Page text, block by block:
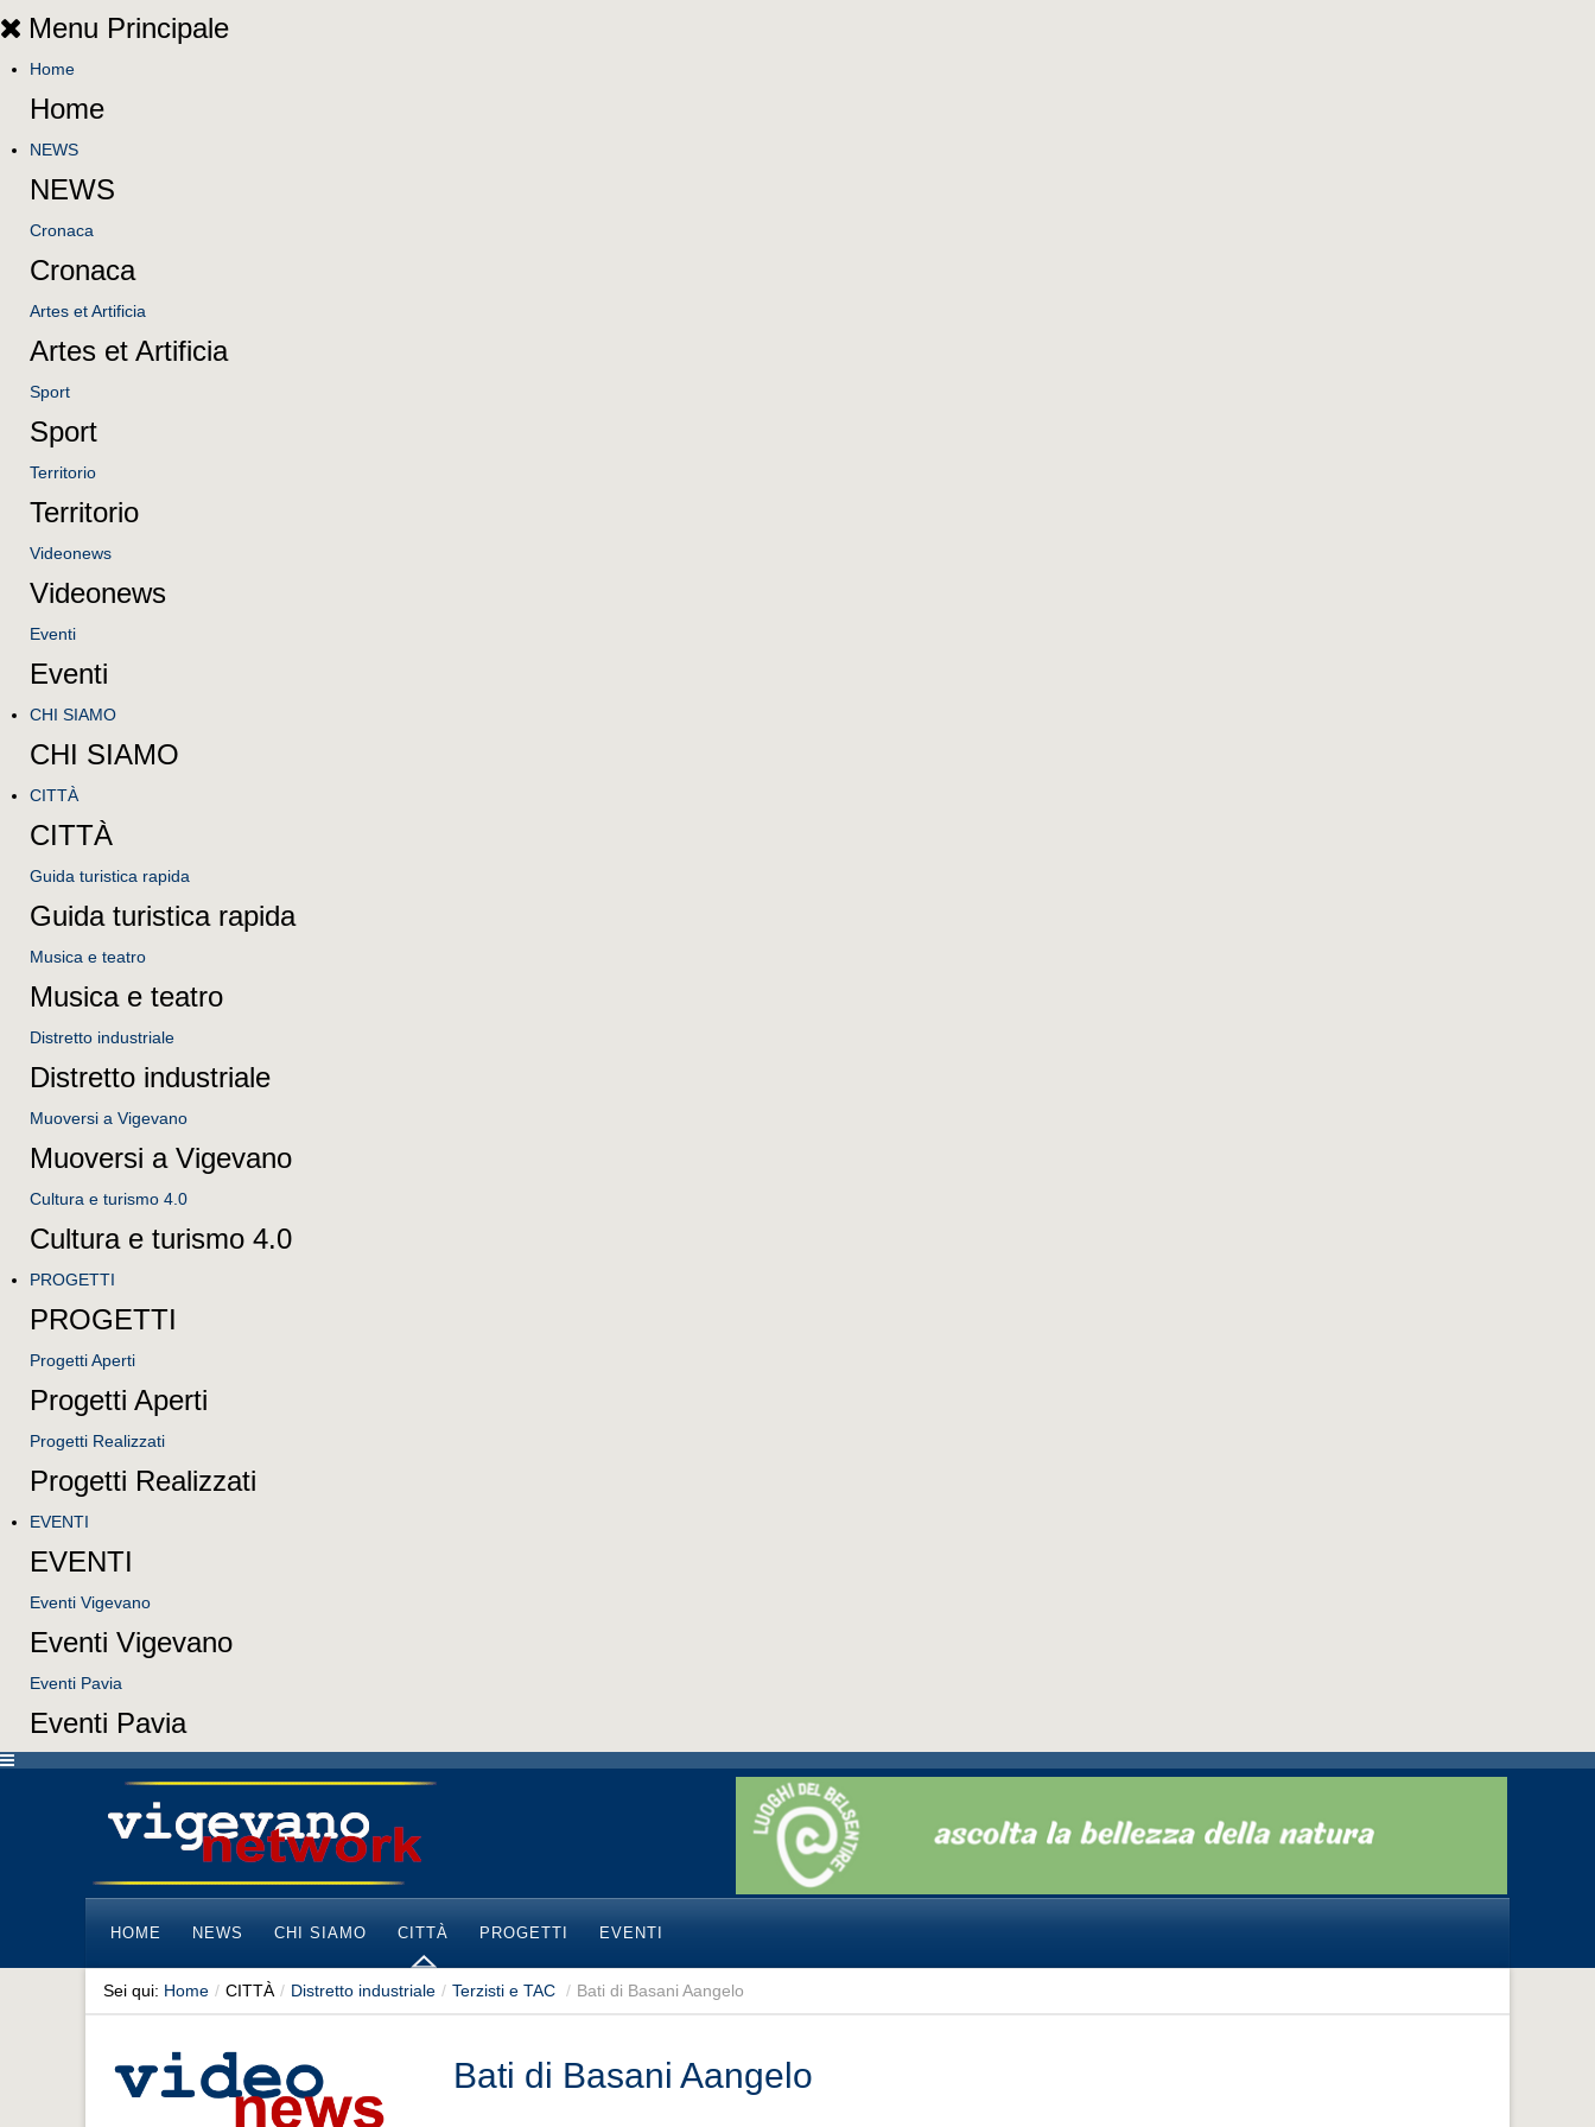
Menu Principale
Home
Home
NEWS
NEWS
Cronaca
Cronaca
Artes et Artificia
Artes et Artificia
Sport
Sport
Territorio
Territorio
Videonews
Videonews
Eventi
Eventi
CHI SIAMO
CHI SIAMO
CITTÀ
CITTÀ
Guida turistica rapida
Guida turistica rapida
Musica e teatro
Musica e teatro
Distretto industriale
Distretto industriale
Muoversi a Vigevano
Muoversi a Vigevano
Cultura e turismo 4.0
Cultura e turismo 4.0
PROGETTI
PROGETTI
Progetti Aperti
Progetti Aperti
Progetti Realizzati
Progetti Realizzati
EVENTI
EVENTI
Eventi Vigevano
Eventi Vigevano
Eventi Pavia
Eventi Pavia
HOME NEWS CHI SIAMO CITTÀ PROGETTI EVENTI
Sei qui: Home / CITTÀ / Distretto industriale / Terzisti e TAC / Bati di Basani Aangelo
Bati di Basani Aangelo